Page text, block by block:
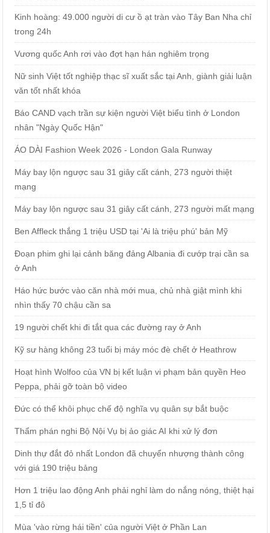
Kinh hoàng: 49.000 người di cư ồ ạt tràn vào Tây Ban Nha chỉ
trong 24h
Vương quốc Anh rơi vào đợt hạn hán nghiêm trọng
Nữ sinh Việt tốt nghiệp thạc sĩ xuất sắc tại Anh, giành giải luận
văn tốt nhất khóa
Báo CAND vạch trần sự kiện người Việt biểu tình ở London
nhân "Ngày Quốc Hận"
ÁO DÀI Fashion Week 2026 - London Gala Runway
Máy bay lộn ngược sau 31 giây cất cánh, 273 người thiệt
mạng
Máy bay lộn ngược sau 31 giây cất cánh, 273 người mất mạng
Ben Affleck thắng 1 triệu USD tại 'Ai là triệu phú' bản Mỹ
Đoạn phim ghi lại cảnh băng đảng Albania đi cướp trại cần sa
ở Anh
Háo hức bước vào căn nhà mới mua, chủ nhà giật mình khi
nhìn thấy 70 chậu cần sa
19 người chết khi đi tắt qua các đường ray ở Anh
Kỹ sư hàng không 23 tuổi bị máy móc đè chết ở Heathrow
Hoạt hình Wolfoo của VN bị kết luận vi phạm bản quyền Heo
Peppa, phải gỡ toàn bộ video
Đức có thể khôi phục chế độ nghĩa vụ quân sự bắt buộc
Thẩm phán nghi Bộ Nội Vụ bị ảo giác AI khi xử lý đơn
Dinh thự đắt đỏ nhất London đã chuyển nhượng thành công
với giá 190 triệu bảng
Hơn 1 triệu lao động Anh phải nghỉ làm do nắng nóng, thiệt hại
1,5 tỉ đô
Mùa 'vào rừng hái tiền' của người Việt ở Phần Lan